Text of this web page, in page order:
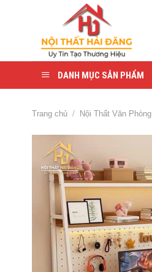
DANH MỤC SẢN PHẨM
Trang chủ / Nội Thất Văn Phòng